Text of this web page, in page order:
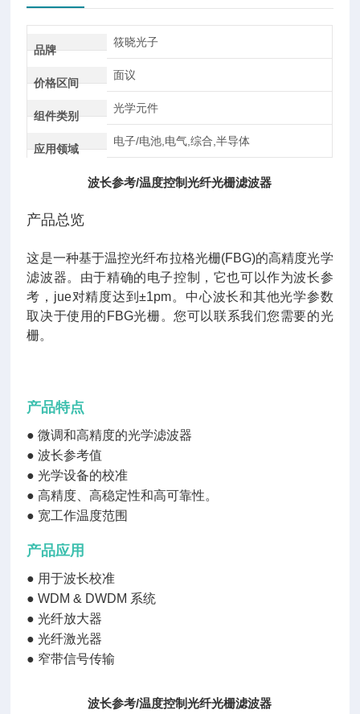
品牌
筱晓光子
价格区间
面议
组件类别
光学元件
应用领域
电子/电池,电气,综合,半导体
波长参考/温度控制光纤光栅滤波器
产品总览
这是一种基于温控光纤布拉格光栅(FBG)的高精度光学
滤波器。由于精确的电子控制，它也可以作为波长参
考，jue对精度达到±1pm。中心波长和其他光学参数
取决于使用的FBG光栅。您可以联系我们您需要的光
栅。
产品特点
●微调和高精度的光学滤波器
●波长参考值
●光学设备的校准
●高精度、高稳定性和高可靠性。
● 宽工作温度范围
产品应用
● 用于波长校准
●WDM & DWDM 系统
●光纤放大器
●光纤激光器
● 窄带信号传输
波长参考/温度控制光纤光栅滤波器